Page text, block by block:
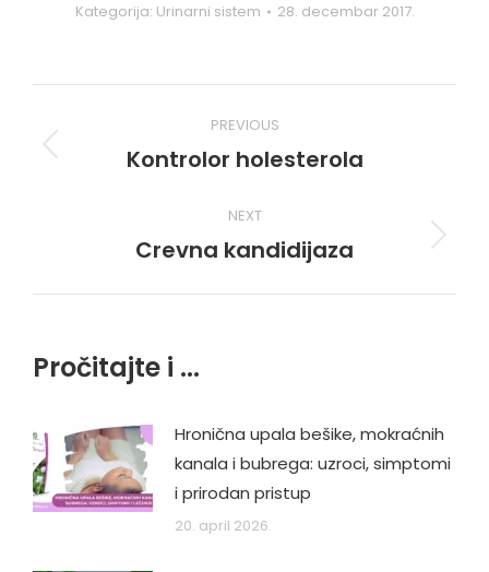
Kategorija: Urinarni sistem 28. decembar 2017.
navigation
PREVIOUS
Previous
Kontrolor holesterola
NEXT
Next
Crevna kandidijaza
Pročitajte i ...
Hronična upala bešike, mokraćnih
kanala i bubrega: uzroci, simptomi
i prirodan pristup
20. april 2026.